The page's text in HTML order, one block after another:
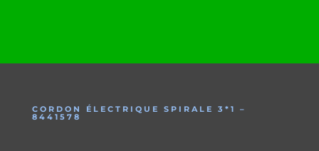
CORDON ÉLECTRIQUE SPIRALE 3*1 –
8441578